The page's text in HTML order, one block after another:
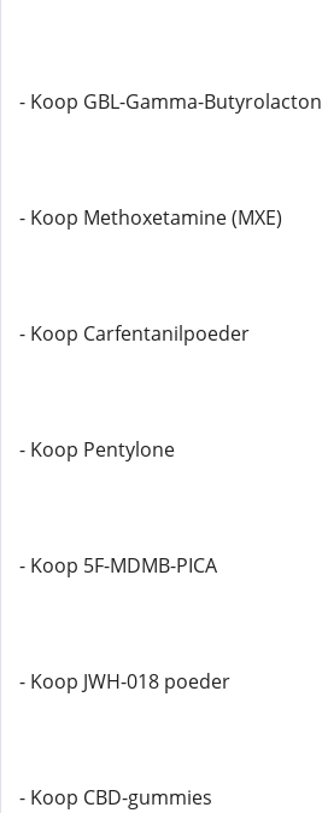
- Koop GBL-Gamma-Butyrolacton
- Koop Methoxetamine (MXE)
- Koop Carfentanilpoeder
- Koop Pentylone
- Koop 5F-MDMB-PICA
- Koop JWH-018 poeder
- Koop CBD-gummies